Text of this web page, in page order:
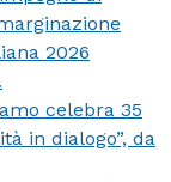
2026
celebra 35
in dialogo”, da